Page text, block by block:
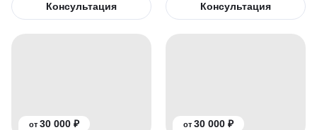
Консультация Консультация
от 30 000 ₽ от 30 000 ₽